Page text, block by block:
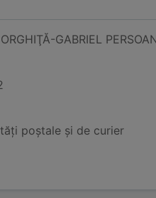
GABRIEL
poștale și de curier